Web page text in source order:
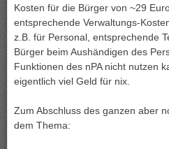
Kosten für die Bürger von ~29
entsprechende Verwaltungs-
z.B. für Personal, entsprechende
Bürger beim Aushändigen des
Funktionen des nPA nicht nutzen
eigentlich viel Geld für nix.
Zum Abschluss des ganzen aber
dem Thema: